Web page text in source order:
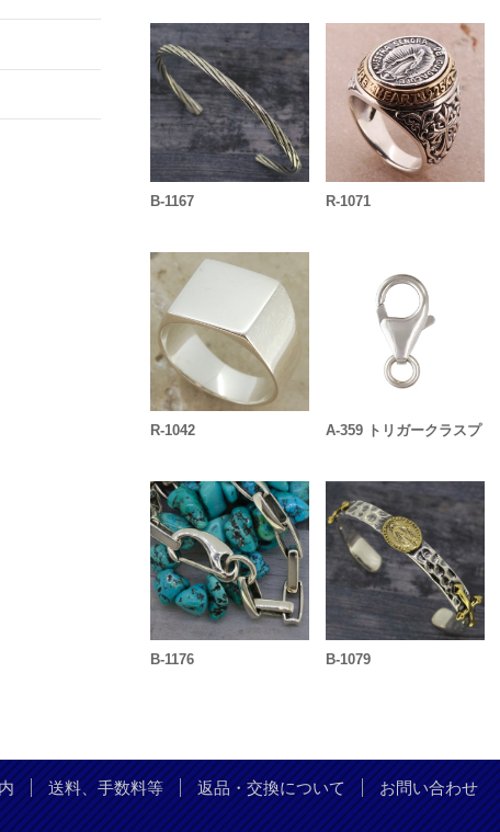
B-1167 R-1071
R-1042 A-359 トリガークラスプ
B-1176 B-1079
送料、手数料等 返品・交換について お問い合わせ